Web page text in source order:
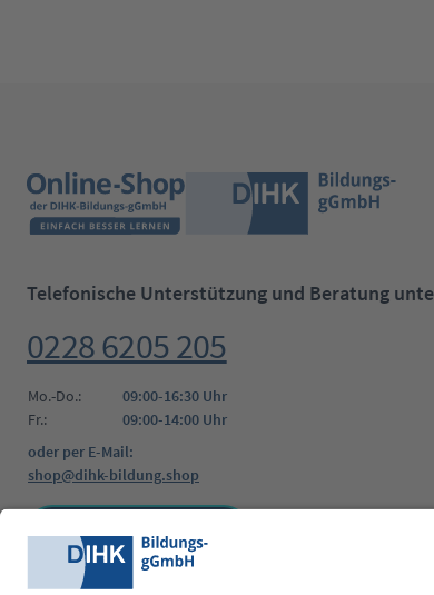
Telefonische Unterstützung und Beratung
0228 6205 205
Mo.-Do.:
09:00-16:30 Uhr
Fr.:
09:00-14:00 Uhr
oder per E-Mail:
shop@dihk-bildung.shop